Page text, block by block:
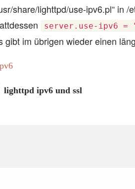
share/lighttpd/use-ipv6.pl“ in
server.use-ipv6 =
gibt im übrigen wieder einen
lighttpd ipv6 und ssl